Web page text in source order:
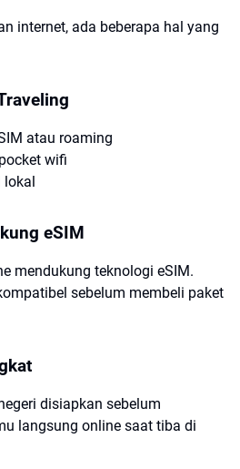
internet, ada beberapa hal yang
atau roaming
wifi
lokal
eSIM
mendukung teknologi eSIM.
sebelum membeli paket
disiapkan sebelum
langsung online saat tiba di